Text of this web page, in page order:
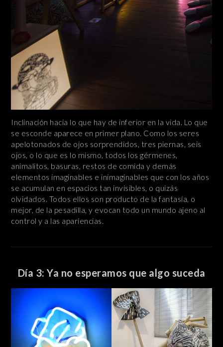
Inclinación hacia lo que hay de inferior en la vida. Lo que
se esconde aparece en primer plano. Como los seres
apelotonados de ojos sorprendidos, tres piernas, seis
ojos, o lo que es lo mismo, todos los gérmenes,
animalitos, basuras, restos de comida y demás
elementos imaginables e inimaginables que con los años
se acumulan en espacios tan invisibles, o quizás
olvidados. Todos ellos son producto de la fantasía, o
mejor, de la pesadilla, y evocan todo un mundo ajeno al
control y a las apariencias.
Día 3: Ya no esperamos que algo suceda